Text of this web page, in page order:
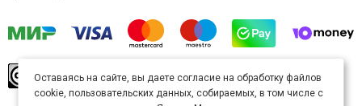
произведение доступно полицензии Creative
Commons «Attribution» («Атрибуция») 4.0
Оставаясь на сайте, вы даете согласие на обработку файлов
cookie, пользовательских данных, собираемых, в том числе с